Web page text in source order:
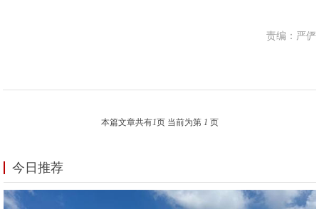
责编：严俨
本篇文章共有1页 当前为第 1 页
今日推荐